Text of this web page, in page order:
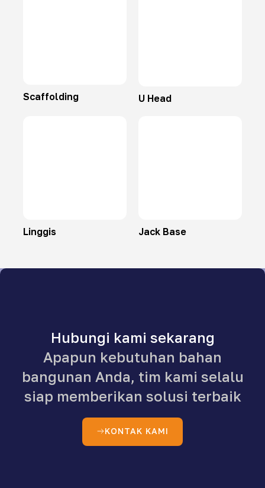
Scaffolding U Head
Linggis Jack Base
Hubungi kami sekarang
Apapun kebutuhan bahan
bangunan Anda, tim kami selalu
siap memberikan solusi terbaik
KONTAK KAMI